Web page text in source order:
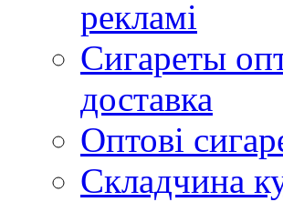
рекламі
Сигареты
доставка
Оптові
Складчина